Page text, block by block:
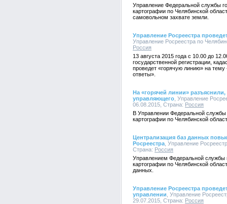
Управление Федеральной службы
картографии по Челябинской
самовольном захвате земли.
Управление Росреестра
Управление Росреестра по
Россия
13 августа 2015 года с 10.00 до
государственной регистрации,
проведет «горячую линию» на
ответы».
На «горячей линии»
управляющего , Управление
06.08.2015, Страна: Россия
В Управлении Федеральной службы
картографии по Челябинской
Централизация баз данных
Росреестра , Управление
Страна: Россия
Управлением Федеральной службы
картографии по Челябинской
данных.
Управление Росреестра
управлении , Управление
29.07.2015, Страна: Россия